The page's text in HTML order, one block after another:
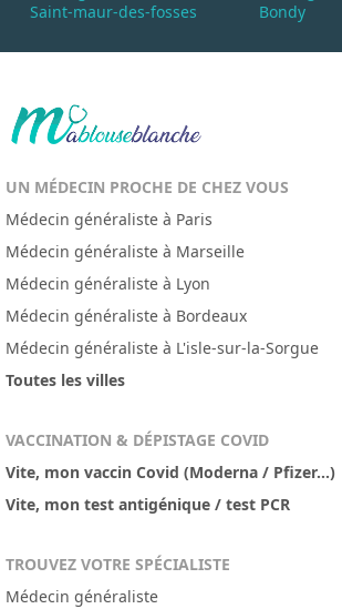
Saint-maur-des-fosses
Bondy
UN MÉDECIN PROCHE DE CHEZ VOUS
Médecin généraliste à Paris
Médecin généraliste à Marseille
Médecin généraliste à Lyon
Médecin généraliste à Bordeaux
Médecin généraliste à L'isle-sur-la-Sorgue
Toutes les villes
VACCINATION & DÉPISTAGE COVID
Vite, mon vaccin Covid (Moderna / Pfizer...)
Vite, mon test antigénique / test PCR
TROUVEZ VOTRE SPÉCIALISTE
Médecin généraliste